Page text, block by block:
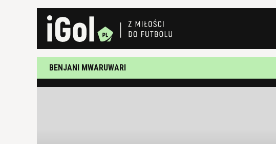
BENJANI MWARUWARI